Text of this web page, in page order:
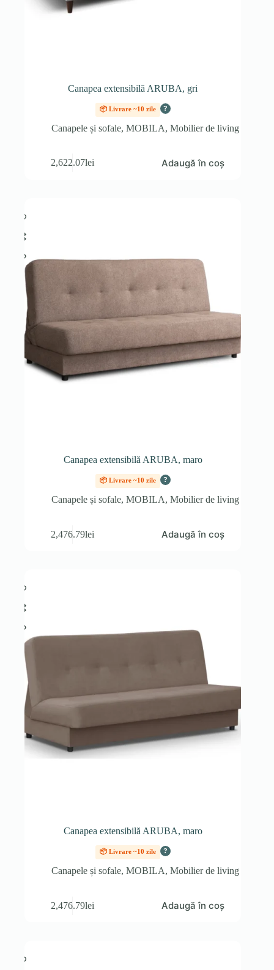
Canapea extensibilă ARUBA, gri
📦 Livrare ~10 zile ?
Canapele și sofale, MOBILA, Mobilier de living
2,622.07lei Adaugă în coș
Canapea extensibilă ARUBA, maro
📦 Livrare ~10 zile ?
Canapele și sofale, MOBILA, Mobilier de living
2,476.79lei Adaugă în coș
Canapea extensibilă ARUBA, maro
📦 Livrare ~10 zile ?
Canapele și sofale, MOBILA, Mobilier de living
2,476.79lei Adaugă în coș